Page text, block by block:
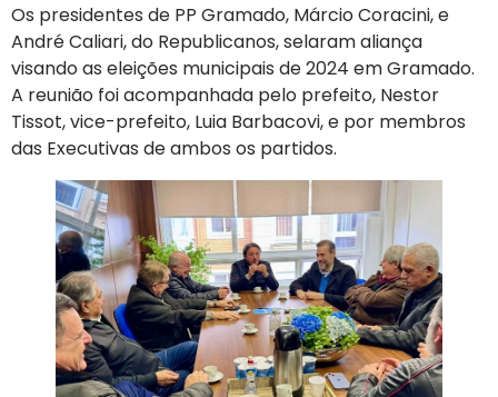
Os presidentes de PP Gramado, Márcio Coracini, e
André Caliari, do Republicanos, selaram aliança
visando as eleições municipais de 2024 em Gramado.
A reunião foi acompanhada pelo prefeito, Nestor
Tissot, vice-prefeito, Luia Barbacovi, e por membros
das Executivas de ambos os partidos.